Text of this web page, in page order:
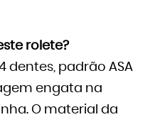
rolete?
dentes, padrão ASA
engata na
O material da